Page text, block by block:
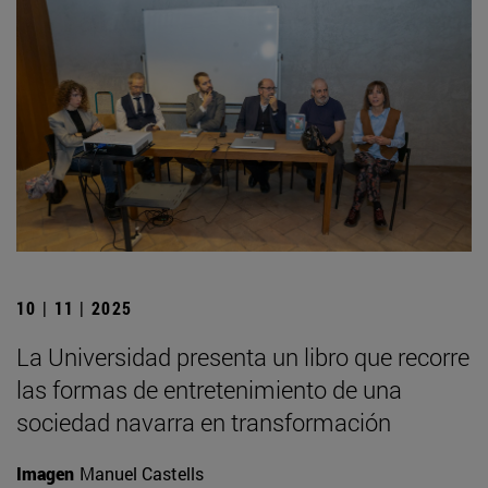
10 | 11 | 2025
La Universidad presenta un libro que recorre
las formas de entretenimiento de una
sociedad navarra en transformación
Imagen Manuel Castells